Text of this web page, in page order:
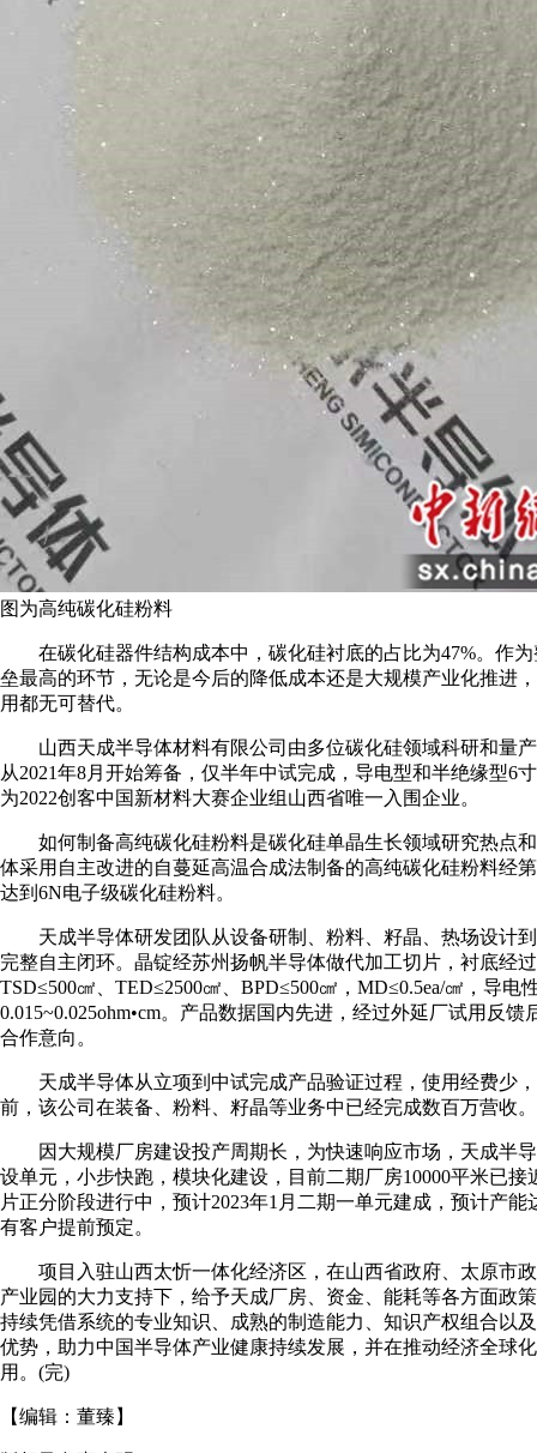
图为高纯碳化硅粉料
在碳化硅器件结构成本中，碳化硅衬底的占比为47%。作为
垒最高的环节，无论是今后的降低成本还是大规模产业化推进
用都无可替代。
山西天成半导体材料有限公司由多位碳化硅领域科研和量
从2021年8月开始筹备，仅半年中试完成，导电型和半绝缘型6
为2022创客中国新材料大赛企业组山西省唯一入围企业。
如何制备高纯碳化硅粉料是碳化硅单晶生长领域研究热点
体采用自主改进的自蔓延高温合成法制备的高纯碳化硅粉料经
达到6N电子级碳化硅粉料。
天成半导体研发团队从设备研制、粉料、籽晶、热场设计
完整自主闭环。晶锭经苏州扬帆半导体做代加工切片，衬底经
TSD≤500㎠、TED≤2500㎠、BPD≤500㎠，MD≤0.5ea/㎠，导电
0.015~0.025ohm•cm。产品数据国内先进，经过外延厂试用反
合作意向。
天成半导体从立项到中试完成产品验证过程，使用经费少
前，该公司在装备、粉料、籽晶等业务中已经完成数百万营收。
因大规模厂房建设投产周期长，为快速响应市场，天成半导
设单元，小步快跑，模块化建设，目前二期厂房10000平米已接
片正分阶段进行中，预计2023年1月二期一单元建成，预计产能
有客户提前预定。
项目入驻山西太忻一体化经济区，在山西省政府、太原市
产业园的大力支持下，给予天成厂房、资金、能耗等各方面政
持续凭借系统的专业知识、成熟的制造能力、知识产权组合以
优势，助力中国半导体产业健康持续发展，并在推动经济全球
用。(完)
【编辑： 董臻 】